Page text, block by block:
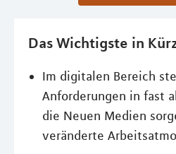
Das Wichtigste in
Im digitalen Bereich
Anforderungen in fast
die Neuen Medien
veränderte